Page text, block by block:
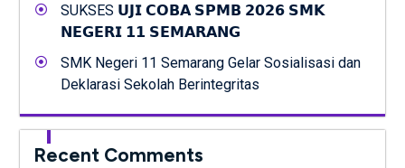
SUKSES 𝗨𝗝𝗜 𝗖𝗢𝗕𝗔 𝗦𝗣𝗠𝗕 𝟮𝟬𝟮𝟲 𝗦𝗠𝗞
𝗡𝗘𝗚𝗘𝗥𝗜 𝟭𝟭 𝗦𝗘𝗠𝗔𝗥𝗔𝗡𝗚
SMK Negeri 11 Semarang Gelar Sosialisasi dan
Deklarasi Sekolah Berintegritas
Recent Comments